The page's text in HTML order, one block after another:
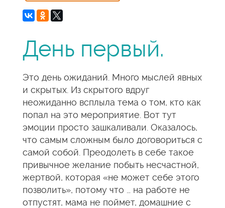
День первый.
Это день ожиданий. Много мыслей явных
и скрытых. Из скрытого вдруг
неожиданно всплыла тема о том, кто как
попал на это мероприятие. Вот тут
эмоции просто зашкаливали. Оказалось,
что самым сложным было договориться с
самой собой. Преодолеть в себе такое
привычное желание побыть несчастной,
жертвой, которая «не может себе этого
позволить», потому что … на работе не
отпустят, мама не поймет, домашние с